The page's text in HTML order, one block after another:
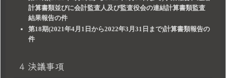
計算書類並びに会計監査人及び監査役会の連結計算書類監査
結果報告の件
第18期(2021年4月1日から2022年3月31日まで)計算書類報告の
件
4 決議事項